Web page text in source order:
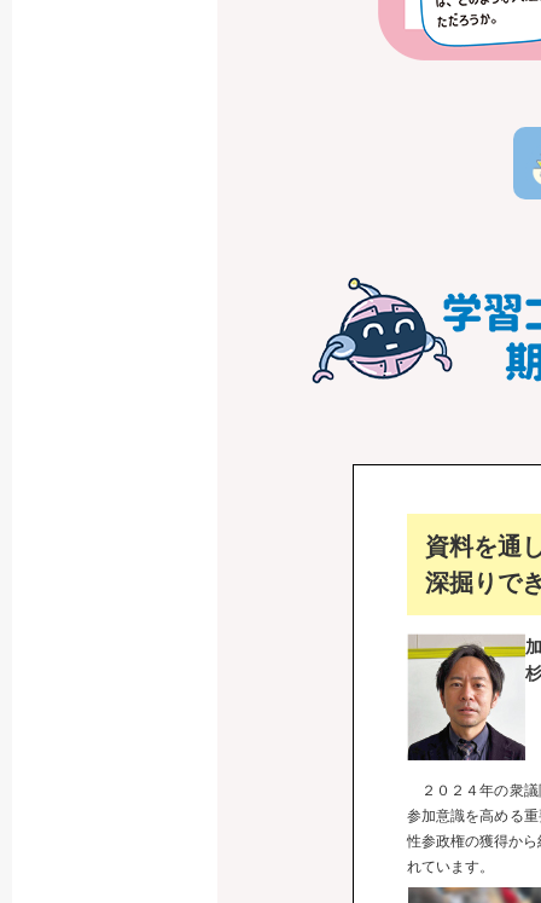
資料を通
深掘りで
２０２４年の衆議
参加意識を高める
性参政権の獲得か
れています。